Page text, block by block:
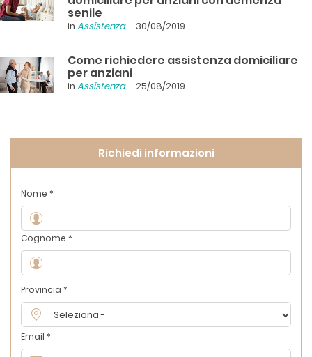
senile
in Assistenza 30/08/2019
Come richiedere assistenza domiciliare
per anziani
in Assistenza 25/08/2019
Richiedi informazioni
Nome *
Cognome *
Provincia *
Email *